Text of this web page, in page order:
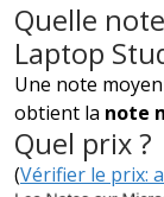
Quelle
Laptop
Une note
obtient la note
Quel prix ?
(Vérifier le prix: